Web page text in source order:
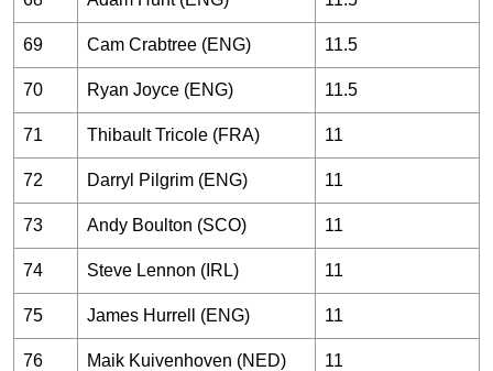
69 Cam Crabtree (ENG) 11.5
70 Ryan Joyce (ENG) 11.5
71 Thibault Tricole (FRA) 11
72 Darryl Pilgrim (ENG) 11
73 Andy Boulton (SCO) 11
74 Steve Lennon (IRL) 11
75 James Hurrell (ENG) 11
76 Maik Kuivenhoven (NED) 11